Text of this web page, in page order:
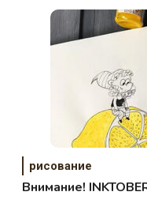
рисование
Внимание!